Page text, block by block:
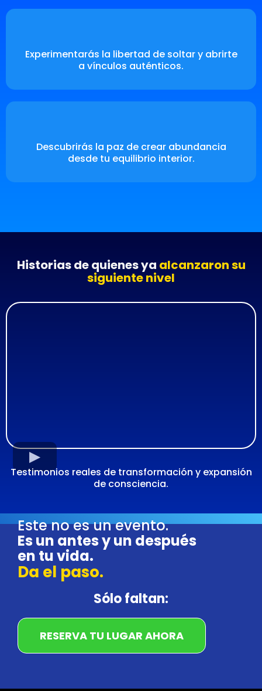
Experimentarás la libertad de soltar y abrirte
a vínculos auténticos.
Descubrirás la paz de crear abundancia
desde tu equilibrio interior.
Historias de quienes ya alcanzaron su
siguiente nivel
Testimonios reales de transformación y expansión
de consciencia.
Este no es un evento.
Es un antes y un después
en tu vida.
Da el paso.
Sólo faltan:
RESERVA TU LUGAR AHORA